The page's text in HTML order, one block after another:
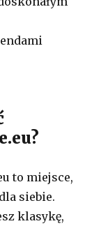
to miejsce,
siebie.
klasykę,